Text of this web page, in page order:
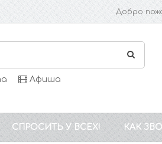
Добро
Афиша
СПРОСИТЬ У ВСЕХ! КАК